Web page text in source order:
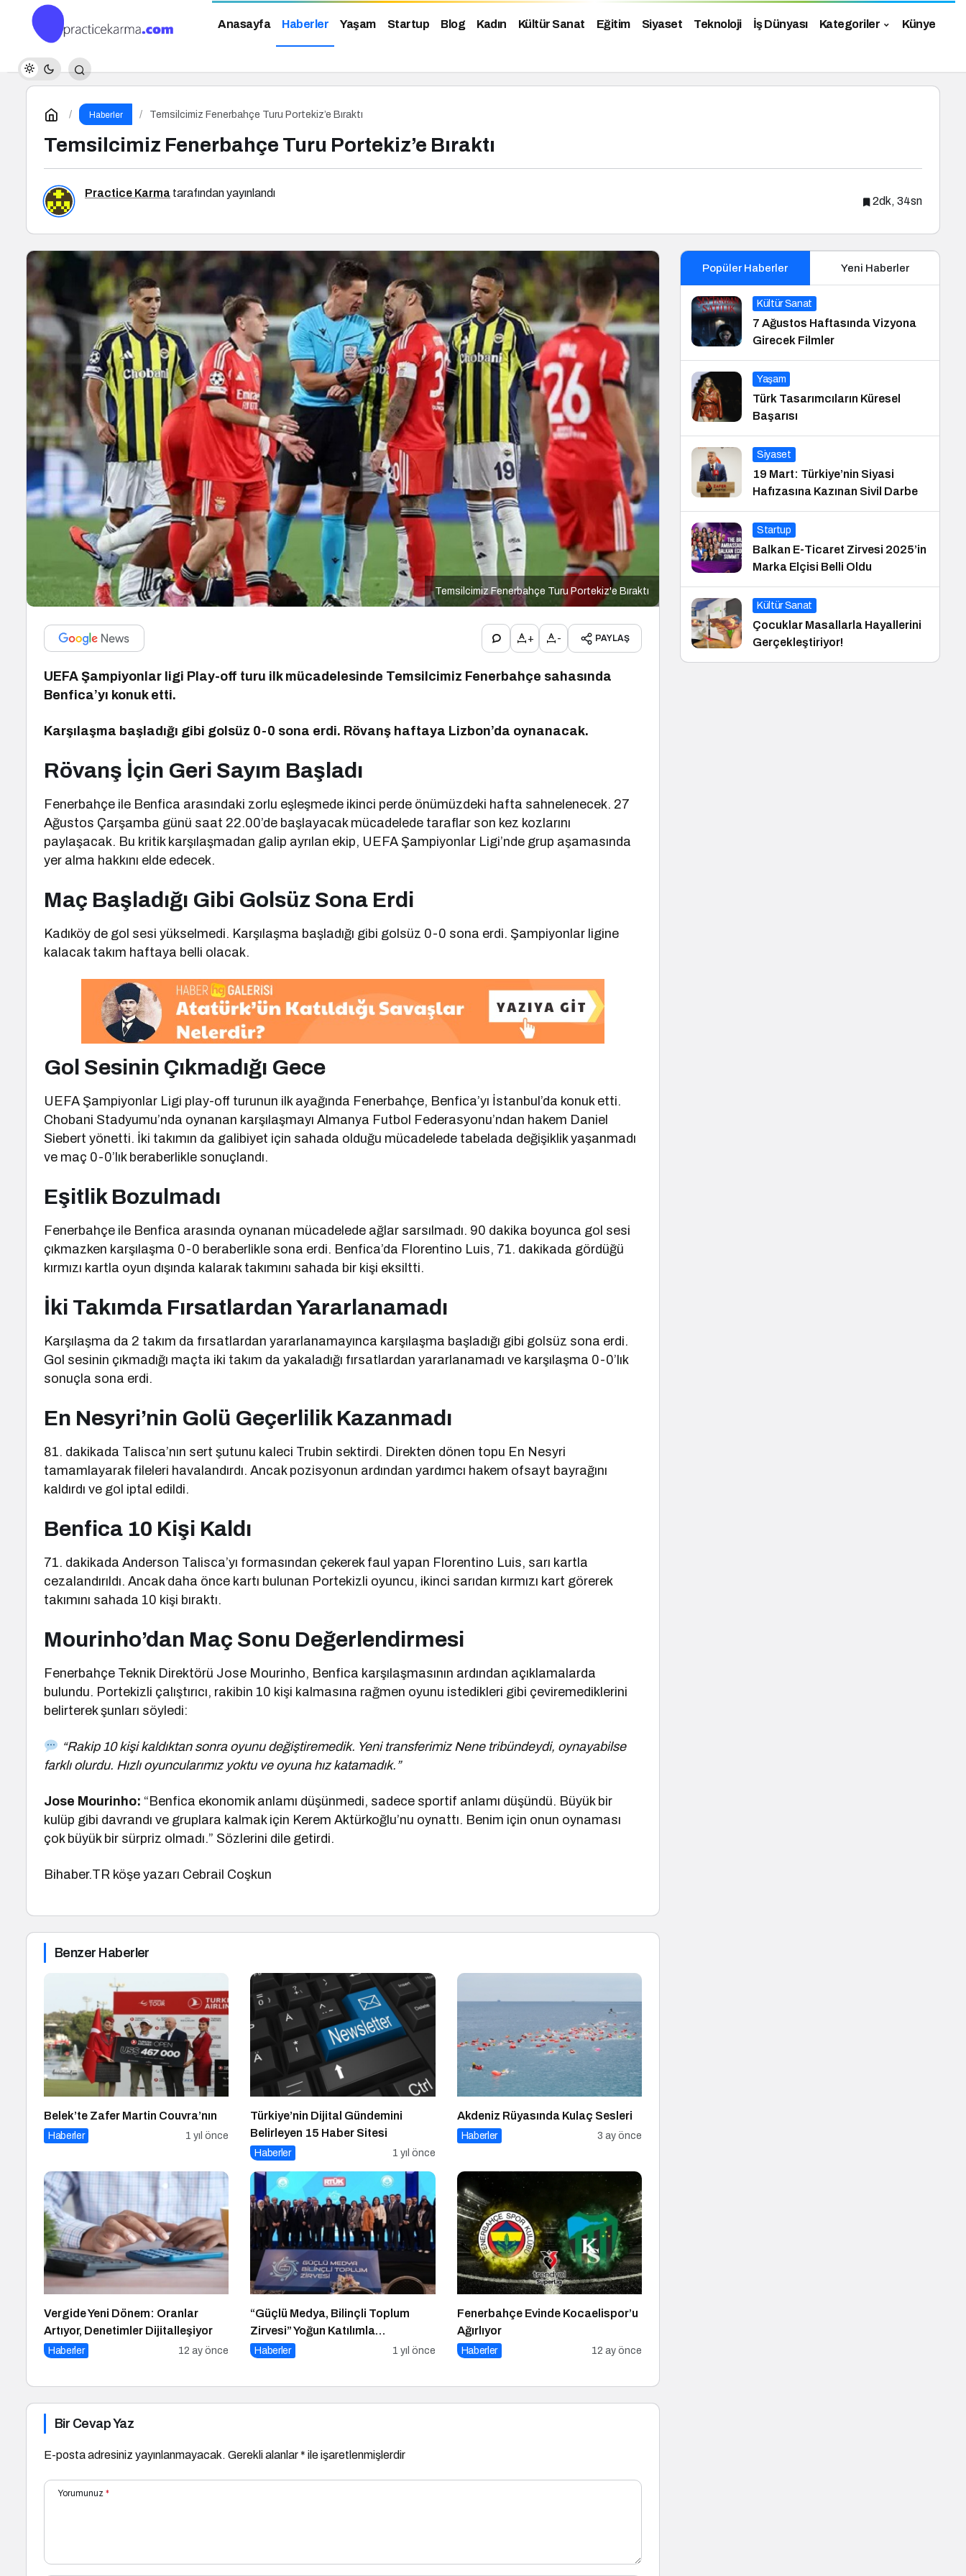
Anasayfa Haberler Yaşam Startup Blog Kadın Kültür Sanat Eğitim Siyaset Teknoloji İş Dünyası Kategoriler Künye
Haberler Temsilcimiz Fenerbahçe Turu Portekiz’e Bıraktı
Temsilcimiz Fenerbahçe Turu Portekiz’e Bıraktı
Practice Karma tarafından yayınlandı
2dk, 34sn
Temsilcimiz Fenerbahçe Turu Portekiz'e Bıraktı
+ - PAYLAŞ
UEFA Şampiyonlar ligi Play-off turu ilk mücadelesinde Temsilcimiz Fenerbahçe sahasında
Benfica’yı konuk etti.
Karşılaşma başladığı gibi golsüz 0-0 sona erdi. Rövanş haftaya Lizbon’da oynanacak.
Rövanş İçin Geri Sayım Başladı
Fenerbahçe ile Benfica arasındaki zorlu eşleşmede ikinci perde önümüzdeki hafta sahnelenecek. 27
Ağustos Çarşamba günü saat 22.00’de başlayacak mücadelede taraflar son kez kozlarını
paylaşacak. Bu kritik karşılaşmadan galip ayrılan ekip, UEFA Şampiyonlar Ligi’nde grup aşamasında
yer alma hakkını elde edecek.
Maç Başladığı Gibi Golsüz Sona Erdi
Kadıköy de gol sesi yükselmedi. Karşılaşma başladığı gibi golsüz 0-0 sona erdi. Şampiyonlar ligine
kalacak takım haftaya belli olacak.
Gol Sesinin Çıkmadığı Gece
UEFA Şampiyonlar Ligi play-off turunun ilk ayağında Fenerbahçe, Benfica’yı İstanbul’da konuk etti.
Chobani Stadyumu’nda oynanan karşılaşmayı Almanya Futbol Federasyonu’ndan hakem Daniel
Siebert yönetti. İki takımın da galibiyet için sahada olduğu mücadelede tabelada değişiklik yaşanmadı
ve maç 0-0’lık beraberlikle sonuçlandı.
Eşitlik Bozulmadı
Fenerbahçe ile Benfica arasında oynanan mücadelede ağlar sarsılmadı. 90 dakika boyunca gol sesi
çıkmazken karşılaşma 0-0 beraberlikle sona erdi. Benfica’da Florentino Luis, 71. dakikada gördüğü
kırmızı kartla oyun dışında kalarak takımını sahada bir kişi eksiltti.
İki Takımda Fırsatlardan Yararlanamadı
Karşılaşma da 2 takım da fırsatlardan yararlanamayınca karşılaşma başladığı gibi golsüz sona erdi.
Gol sesinin çıkmadığı maçta iki takım da yakaladığı fırsatlardan yararlanamadı ve karşılaşma 0-0’lık
sonuçla sona erdi.
En Nesyri’nin Golü Geçerlilik Kazanmadı
81. dakikada Talisca’nın sert şutunu kaleci Trubin sektirdi. Direkten dönen topu En Nesyri
tamamlayarak fileleri havalandırdı. Ancak pozisyonun ardından yardımcı hakem ofsayt bayrağını
kaldırdı ve gol iptal edildi.
Benfica 10 Kişi Kaldı
71. dakikada Anderson Talisca’yı formasından çekerek faul yapan Florentino Luis, sarı kartla
cezalandırıldı. Ancak daha önce kartı bulunan Portekizli oyuncu, ikinci sarıdan kırmızı kart görerek
takımını sahada 10 kişi bıraktı.
Mourinho’dan Maç Sonu Değerlendirmesi
Fenerbahçe Teknik Direktörü Jose Mourinho, Benfica karşılaşmasının ardından açıklamalarda
bulundu. Portekizli çalıştırıcı, rakibin 10 kişi kalmasına rağmen oyunu istedikleri gibi çeviremediklerini
belirterek şunları söyledi:
“Rakip 10 kişi kaldıktan sonra oyunu değiştiremedik. Yeni transferimiz Nene tribündeydi, oynayabilse
farklı olurdu. Hızlı oyuncularımız yoktu ve oyuna hız katamadık.”
Jose Mourinho: “Benfica ekonomik anlamı düşünmedi, sadece sportif anlamı düşündü. Büyük bir
kulüp gibi davrandı ve gruplara kalmak için Kerem Aktürkoğlu’nu oynattı. Benim için onun oynaması
çok büyük bir sürpriz olmadı.” Sözlerini dile getirdi.
Bihaber.TR köşe yazarı Cebrail Coşkun
Benzer Haberler
Belek’te Zafer Martin Couvra’nın
Haberler 1 yıl önce
Türkiye’nin Dijital Gündemini
Belirleyen 15 Haber Sitesi
Haberler 1 yıl önce
Akdeniz Rüyasında Kulaç Sesleri
Haberler 3 ay önce
Vergide Yeni Dönem: Oranlar
Artıyor, Denetimler Dijitalleşiyor
Haberler 12 ay önce
“Güçlü Medya, Bilinçli Toplum
Zirvesi” Yoğun Katılımla
Gerçekleşti
Haberler 1 yıl önce
Fenerbahçe Evinde Kocaelispor’u
Ağırlıyor
Haberler 12 ay önce
Bir Cevap Yaz
E-posta adresiniz yayınlanmayacak. Gerekli alanlar* ile işaretlenmişlerdir
Yorumunuz *
Popüler Haberler Yeni Haberler
Kültür Sanat
7 Ağustos Haftasında Vizyona
Girecek Filmler
Yaşam
Türk Tasarımcıların Küresel
Başarısı
Siyaset
19 Mart: Türkiye’nin Siyasi
Hafızasına Kazınan Sivil Darbe
Startup
Balkan E-Ticaret Zirvesi 2025’in
Marka Elçisi Belli Oldu
Kültür Sanat
Çocuklar Masallarla Hayallerini
Gerçekleştiriyor!